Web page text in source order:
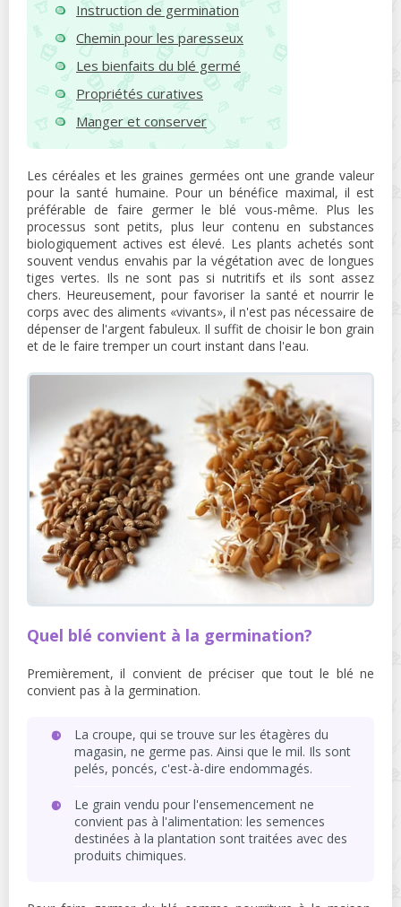
Instruction de germination
Chemin pour les paresseux
Les bienfaits du blé germé
Propriétés curatives
Manger et conserver
Les céréales et les graines germées ont une grande valeur
pour la santé humaine. Pour un bénéfice maximal, il est
préférable de faire germer le blé vous-même. Plus les
processus sont petits, plus leur contenu en substances
biologiquement actives est élevé. Les plants achetés sont
souvent vendus envahis par la végétation avec de longues
tiges vertes. Ils ne sont pas si nutritifs et ils sont assez
chers. Heureusement, pour favoriser la santé et nourrir le
corps avec des aliments «vivants», il n'est pas nécessaire de
dépenser de l'argent fabuleux. Il suffit de choisir le bon grain
et de le faire tremper un court instant dans l'eau.
Quel blé convient à la germination?
Premièrement, il convient de préciser que tout le blé ne
convient pas à la germination.
La croupe, qui se trouve sur les étagères du
magasin, ne germe pas. Ainsi que le mil. Ils sont
pelés, poncés, c'est-à-dire endommagés.
Le grain vendu pour l'ensemencement ne
convient pas à l'alimentation: les semences
destinées à la plantation sont traitées avec des
produits chimiques.